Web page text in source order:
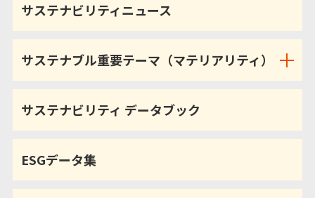
サステナビリティニュース
サステナブル重要テーマ（マテリアリティ）
サステナビリティ データブック
ESGデータ集